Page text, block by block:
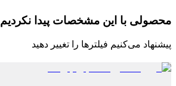
محصولی با این مشخصات پیدا نکردیم
پیشنهاد می‌کنیم فیلترها را تغییر دهید